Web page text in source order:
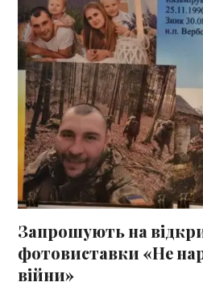
Запрошують на
фотовиставки «Не
війни»